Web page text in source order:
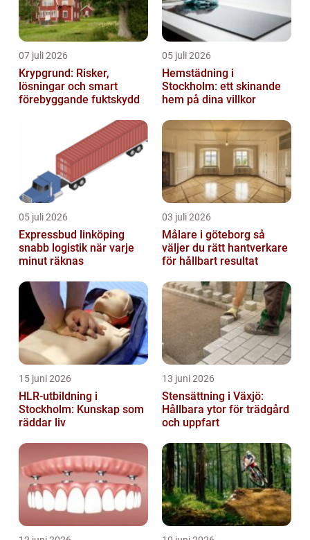
07 juli 2026
Krypgrund: Risker,
lösningar och smart
förebyggande fuktskydd
05 juli 2026
Hemstädning i
Stockholm: ett skinande
hem på dina villkor
05 juli 2026
Expressbud linköping
snabb logistik när varje
minut räknas
03 juli 2026
Målare i göteborg så
väljer du rätt hantverkare
för hållbart resultat
15 juni 2026
HLR-utbildning i
Stockholm: Kunskap som
räddar liv
13 juni 2026
Stensättning i Växjö:
Hållbara ytor för trädgård
och uppfart